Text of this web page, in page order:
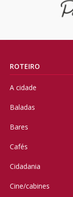
ROTEIRO
A cidade
Baladas
Bares
Cafés
Cidadania
Cine/cabines